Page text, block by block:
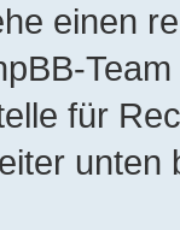
einen
für
unten